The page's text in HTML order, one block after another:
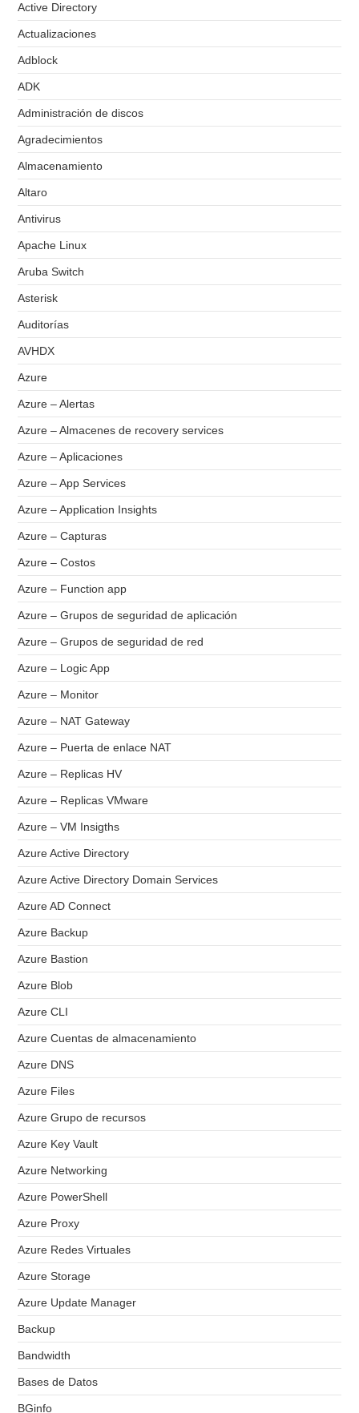
Active Directory
Actualizaciones
Adblock
ADK
Administración de discos
Agradecimientos
Almacenamiento
Altaro
Antivirus
Apache Linux
Aruba Switch
Asterisk
Auditorías
AVHDX
Azure
Azure – Alertas
Azure – Almacenes de recovery services
Azure – Aplicaciones
Azure – App Services
Azure – Application Insights
Azure – Capturas
Azure – Costos
Azure – Function app
Azure – Grupos de seguridad de aplicación
Azure – Grupos de seguridad de red
Azure – Logic App
Azure – Monitor
Azure – NAT Gateway
Azure – Puerta de enlace NAT
Azure – Replicas HV
Azure – Replicas VMware
Azure – VM Insigths
Azure Active Directory
Azure Active Directory Domain Services
Azure AD Connect
Azure Backup
Azure Bastion
Azure Blob
Azure CLI
Azure Cuentas de almacenamiento
Azure DNS
Azure Files
Azure Grupo de recursos
Azure Key Vault
Azure Networking
Azure PowerShell
Azure Proxy
Azure Redes Virtuales
Azure Storage
Azure Update Manager
Backup
Bandwidth
Bases de Datos
BGinfo